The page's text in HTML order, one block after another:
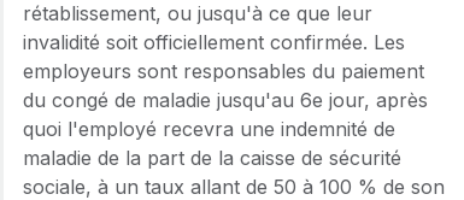
rétablissement, ou jusqu'à ce que leur
invalidité soit officiellement confirmée. Les
employeurs sont responsables du paiement
du congé de maladie jusqu'au 6e jour, après
quoi l'employé recevra une indemnité de
maladie de la part de la caisse de sécurité
sociale, à un taux allant de 50 à 100 % de son